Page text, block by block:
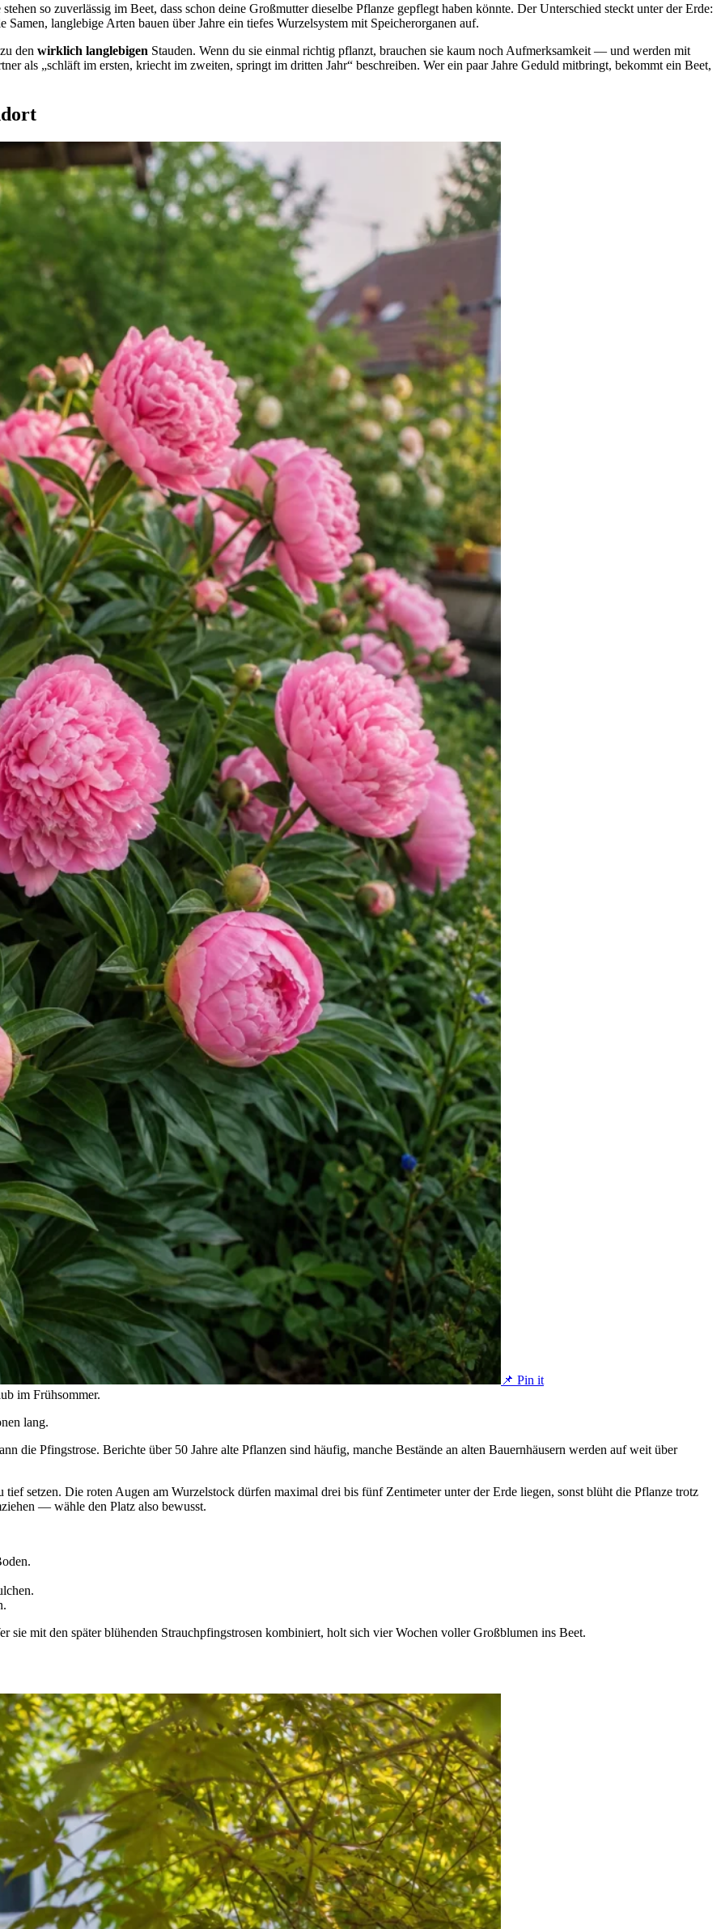
so zuverlässig im Beet, dass schon deine Großmutter dieselbe Pflanze gepflegt haben könnte. Der Unterschied steckt unter der Erde:
langlebige Arten bauen über Jahre ein tiefes Wurzelsystem mit Speicherorganen auf.
den wirklich langlebigen Stauden. Wenn du sie einmal richtig pflanzt, brauchen sie kaum noch Aufmerksamkeit — und werden mit
als „schläft im ersten, kriecht im zweiten, springt im dritten Jahr“ beschreiben. Wer ein paar Jahre Geduld mitbringt, bekommt ein Beet,
📌 Pin it
im Frühsommer.
lang.
die Pfingstrose. Berichte über 50 Jahre alte Pflanzen sind häufig, manche Bestände an alten Bauernhäusern werden auf weit über
setzen. Die roten Augen am Wurzelstock dürfen maximal drei bis fünf Zentimeter unter der Erde liegen, sonst blüht die Pflanze trotz
— wähle den Platz also bewusst.
sie mit den später blühenden Strauchpfingstrosen kombiniert, holt sich vier Wochen voller Großblumen ins Beet.